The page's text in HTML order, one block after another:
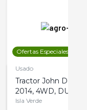
Ofertas Especiales
Usado
Tractor John Deere
2014, 4WD, DUAL
Isla Verde